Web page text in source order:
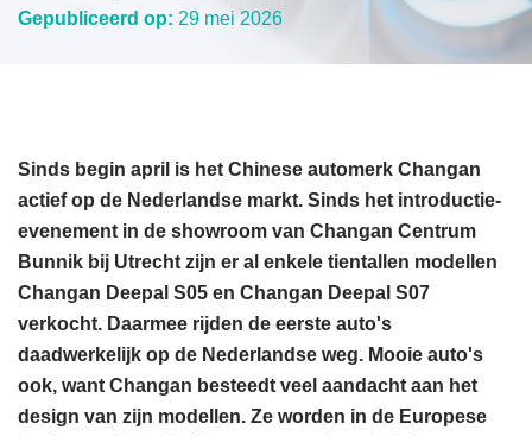
Gepubliceerd op: 29 mei 2026
Sinds begin april is het Chinese automerk Changan
actief op de Nederlandse markt. Sinds het introductie-
evenement in de showroom van Changan Centrum
Bunnik bij Utrecht zijn er al enkele tientallen modellen
Changan Deepal S05 en Changan Deepal S07
verkocht. Daarmee rijden de eerste auto's
daadwerkelijk op de Nederlandse weg. Mooie auto's
ook, want Changan besteedt veel aandacht aan het
design van zijn modellen. Ze worden in de Europese